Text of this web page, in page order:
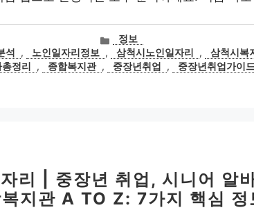
카
테
고
정보
석 , 노인일자리정보 , 삼척시노인일자리 , 삼척시복
정리
, 종합복지관 , 중장년취업 , 중장년취업가이
리 | 중장년 취업, 시니어 알
지관 A TO Z: 7가지 핵심 정